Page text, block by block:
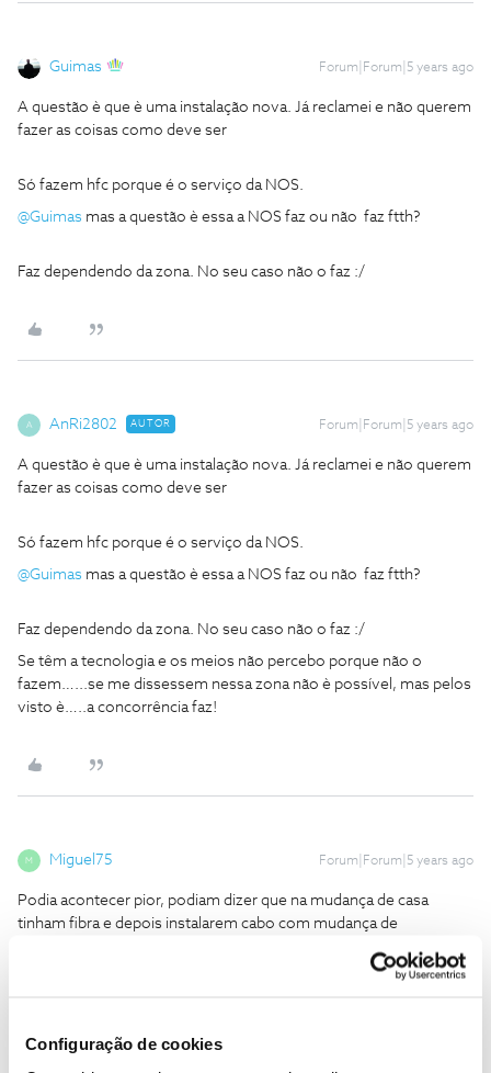
Configuração de cookies
Guimas Forum|Forum|5 years ago
A questão è que è uma instalação nova. Já reclamei e não querem
fazer as coisas como deve ser
Só fazem hfc porque é o serviço da NOS.
@Guimas mas a questão è essa a NOS faz ou não faz ftth?
Faz dependendo da zona. No seu caso não o faz :/
A AnRi2802 AUTOR Forum|Forum|5 years ago
A questão è que è uma instalação nova. Já reclamei e não querem
fazer as coisas como deve ser
Só fazem hfc porque é o serviço da NOS.
@Guimas mas a questão è essa a NOS faz ou não faz ftth?
Faz dependendo da zona. No seu caso não o faz :/
Se têm a tecnologia e os meios não percebo porque não o
fazem…...se me dissessem nessa zona não è possível, mas pelos
visto è…..a concorrência faz!
M Miguel75 Forum|Forum|5 years ago
Podia acontecer pior, podiam dizer que na mudança de casa
tinham fibra e depois instalarem cabo com mudança de
à vida. Ao menos não fiquei com fidelização. Mal tenha as
a NOS está a ficar bem para trás.